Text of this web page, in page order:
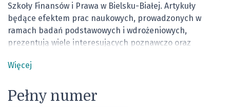
Szkoły Finansów i Prawa w Bielsku-Białej. Artykuły
będące efektem prac naukowych, prowadzonych w
ramach badań podstawowych i wdrożeniowych,
prezentują wiele interesujących poznawczo oraz
finansów oraz zarządzania i jakości. W szczególności
ekonomicznej aktywów od relacji kosztów operacyjnych
do przychodów z działalności operacyjnej, w kontekście
Więcej
Pełny numer